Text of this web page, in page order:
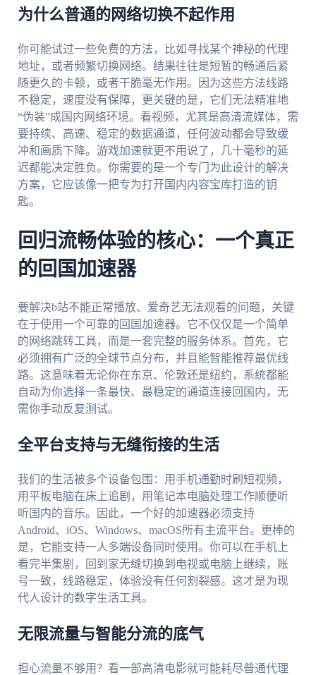
为什么普通的网络切换不起作用
你可能试过一些免费的方法，比如寻找某个神秘的代理
地址，或者频繁切换网络。结果往往是短暂的畅通后紧
随更久的卡顿，或者干脆毫无作用。因为这些方法线路
不稳定，速度没有保障，更关键的是，它们无法精准地
“伪装”成国内网络环境。看视频，尤其是高清流媒体，需
要持续、高速、稳定的数据通道，任何波动都会导致缓
冲和画质下降。游戏加速就更不用说了，几十毫秒的延
迟都能决定胜负。你需要的是一个专门为此设计的解决
方案，它应该像一把专为打开国内内容宝库打造的钥
匙。
回归流畅体验的核心：一个真正
的回国加速器
要解决b站不能正常播放、爱奇艺无法观看的问题，关键
在于使用一个可靠的回国加速器。它不仅仅是一个简单
的网络跳转工具，而是一套完整的服务体系。首先，它
必须拥有广泛的全球节点分布，并且能智能推荐最优线
路。这意味着无论你在东京、伦敦还是纽约，系统都能
自动为你选择一条最快、最稳定的通道连接回国内，无
需你手动反复测试。
全平台支持与无缝衔接的生活
我们的生活被多个设备包围：用手机通勤时刷短视频，
用平板电脑在床上追剧，用笔记本电脑处理工作顺便听
听国内的音乐。因此，一个好的加速器必须支持
Android、iOS、Windows、macOS所有主流平台。更棒的
是，它能支持一人多端设备同时使用。你可以在手机上
看完半集剧，回到家无缝切换到电视或电脑上继续，账
号一致，线路稳定，体验没有任何割裂感。这才是为现
代人设计的数字生活工具。
无限流量与智能分流的底气
担心流量不够用？看一部高清电影就可能耗尽普通代理